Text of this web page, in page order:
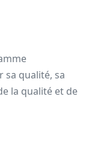
sa qualité, sa
la qualité et de